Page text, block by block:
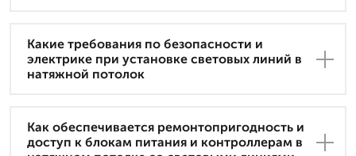
Какие требования по безопасности и
электрике при установке световых линий в
натяжной потолок
Как обеспечивается ремонтопригодность и
доступ к блокам питания и контроллерам в